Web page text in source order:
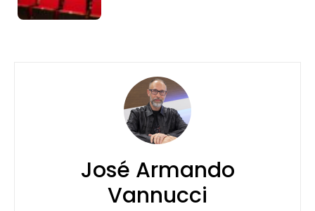
José Armando
Vannucci